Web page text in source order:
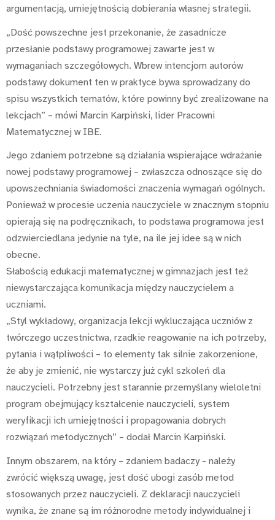
argumentacją, umiejętnością dobierania własnej strategii.
„Dość powszechne jest przekonanie, że zasadnicze
przesłanie podstawy programowej zawarte jest w
wymaganiach szczegółowych. Wbrew intencjom autorów
podstawy dokument ten w praktyce bywa sprowadzany do
spisu wszystkich tematów, które powinny być zrealizowane na
lekcjach” – mówi Marcin Karpiński, lider Pracowni
Matematycznej w IBE.
Jego zdaniem potrzebne są działania wspierające wdrażanie
nowej podstawy programowej – zwłaszcza odnoszące się do
upowszechniania świadomości znaczenia wymagań ogólnych.
Ponieważ w procesie uczenia nauczyciele w znacznym stopniu
opierają się na podręcznikach, to podstawa programowa jest
odzwierciedlana jedynie na tyle, na ile jej idee są w nich
obecne.
Słabością edukacji matematycznej w gimnazjach jest też
niewystarczająca komunikacja między nauczycielem a
uczniami.
„Styl wykładowy, organizacja lekcji wykluczająca uczniów z
twórczego uczestnictwa, rzadkie reagowanie na ich potrzeby,
pytania i wątpliwości – to elementy tak silnie zakorzenione,
że aby je zmienić, nie wystarczy już cykl szkoleń dla
nauczycieli. Potrzebny jest starannie przemyślany wieloletni
program obejmujący kształcenie nauczycieli, system
weryfikacji ich umiejętności i propagowania dobrych
rozwiązań metodycznych” – dodał Marcin Karpiński.
Innym obszarem, na który – zdaniem badaczy - należy
zwrócić większą uwagę, jest dość ubogi zasób metod
stosowanych przez nauczycieli. Z deklaracji nauczycieli
wynika, że znane są im różnorodne metody indywidualnej i